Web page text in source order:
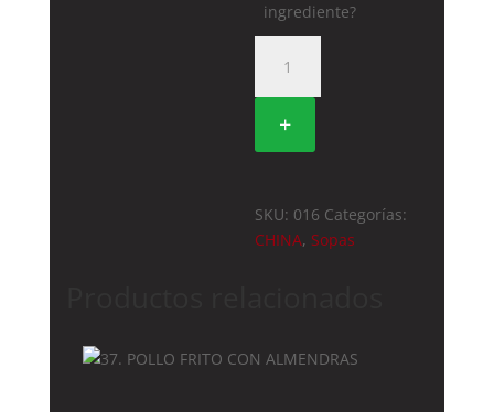
ingrediente?
SOPA
DE
POLLO
CON
+
SKU: 016 Categorías:
CHINA, Sopas